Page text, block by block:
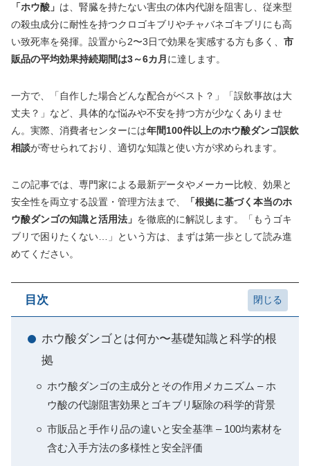
「ホウ酸」 は、腎臓を持たない害虫の体内代謝を阻害し、従来型
の殺虫成分に耐性を持つクロゴキブリやチャバネゴキブリにも高
い致死率を発揮。設置から2〜3日で効果を実感する方も多く、 市
販品の平均効果持続期間は3～6カ月 に達します。
一方で、「自作した場合どんな配合がベスト？」「誤飲事故は大
丈夫？」など、具体的な悩みや不安を持つ方が少なくありませ
ん。実際、消費者センターには年間100件以上のホウ酸ダンゴ誤飲
相談が寄せられており、適切な知識と使い方が求められます。
この記事では、専門家による最新データやメーカー比較、効果と
安全性を両立する設置・管理方法まで、
「根拠に基づく本当のホ
ウ酸ダンゴの知識と活用法」 を徹底的に解説します。「もうゴキ
ブリで困りたくない…」という方は、まずは第一歩として読み進
めてください。
目次
ホウ酸ダンゴとは何か〜基礎知識と科学的根
拠
ホウ酸ダンゴの主成分とその作用メカニズム – ホ
ウ酸の代謝阻害効果とゴキブリ駆除の科学的背景
市販品と手作り品の違いと安全基準 – 100均素材を
含む入手方法の多様性と安全評価